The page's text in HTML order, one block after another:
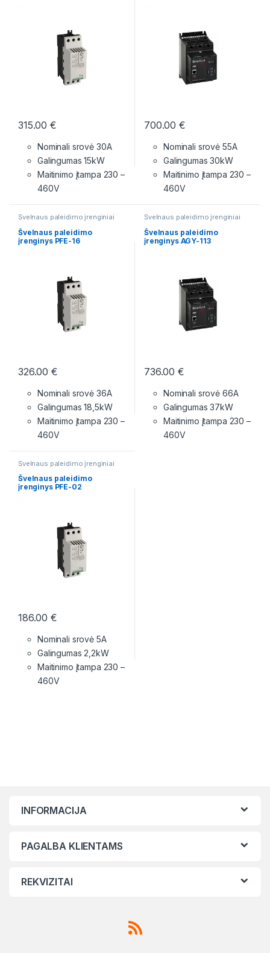
315.00€
Nominali srovė 30A
Galingumas 15kW
Maitinimo įtampa 230 –
460V
700.00€
Nominali srovė 55A
Galingumas 30kW
Maitinimo įtampa 230 –
460V
Švelnaus paleidimo įrenginiai
Švelnaus paleidimo
įrenginys PFE-16
326.00€
Nominali srovė 36A
Galingumas 18,5kW
Maitinimo įtampa 230 –
460V
Švelnaus paleidimo įrenginiai
Švelnaus paleidimo
įrenginys AGY-113
736.00€
Nominali srovė 66A
Galingumas 37kW
Maitinimo įtampa 230 –
460V
Švelnaus paleidimo įrenginiai
Švelnaus paleidimo
įrenginys PFE-02
186.00€
Nominali srovė 5A
Galingumas 2,2kW
Maitinimo įtampa 230 –
460V
INFORMACIJA
PAGALBA KLIENTAMS
REKVIZITAI